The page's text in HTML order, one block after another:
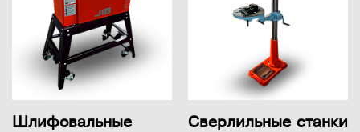
Шлифовальные
Сверлильные станки